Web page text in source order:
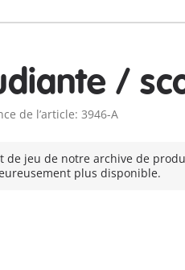
/
de l’article: 3946-A
de jeu de notre archive de
plus disponible.